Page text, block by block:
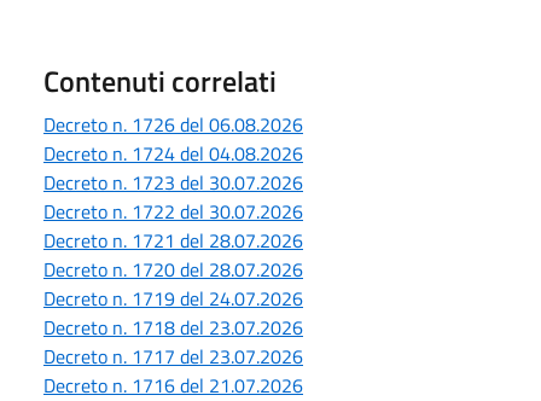
Contenuti correlati
Decreto n. 1726 del 06.08.2026
Decreto n. 1724 del 04.08.2026
Decreto n. 1723 del 30.07.2026
Decreto n. 1722 del 30.07.2026
Decreto n. 1721 del 28.07.2026
Decreto n. 1720 del 28.07.2026
Decreto n. 1719 del 24.07.2026
Decreto n. 1718 del 23.07.2026
Decreto n. 1717 del 23.07.2026
Decreto n. 1716 del 21.07.2026